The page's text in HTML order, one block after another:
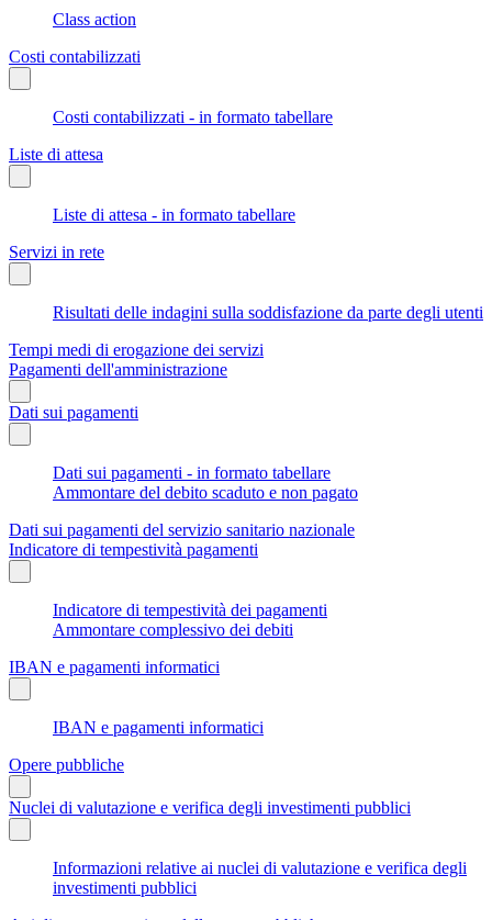
Class action
Costi contabilizzati
Costi contabilizzati - in formato tabellare
Liste di attesa
Liste di attesa - in formato tabellare
Servizi in rete
Risultati delle indagini sulla soddisfazione da parte degli utenti
Tempi medi di erogazione dei servizi
Pagamenti dell'amministrazione
Dati sui pagamenti
Dati sui pagamenti - in formato tabellare
Ammontare del debito scaduto e non pagato
Dati sui pagamenti del servizio sanitario nazionale
Indicatore di tempestività pagamenti
Indicatore di tempestività dei pagamenti
Ammontare complessivo dei debiti
IBAN e pagamenti informatici
IBAN e pagamenti informatici
Opere pubbliche
Nuclei di valutazione e verifica degli investimenti pubblici
Informazioni relative ai nuclei di valutazione e verifica degli
investimenti pubblici